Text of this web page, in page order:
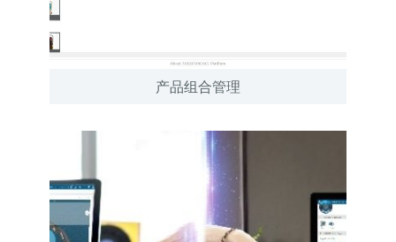
产品组合管理